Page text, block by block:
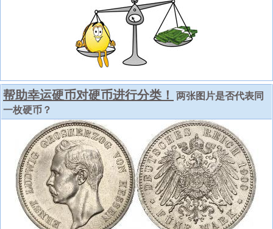
帮助幸运硬币对硬币进行分类！
两张图片是否代表同
一枚硬币？